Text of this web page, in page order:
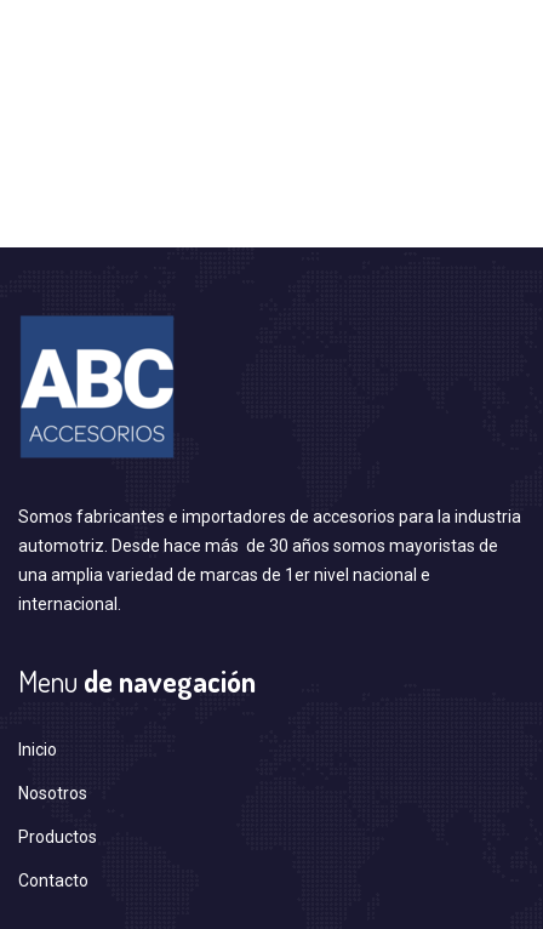
Somos fabricantes e importadores de accesorios para la industria
automotriz. Desde hace más de 30 años somos mayoristas de
una amplia variedad de marcas de 1er nivel nacional e
internacional.
Menu de navegación
Inicio
Nosotros
Productos
Contacto